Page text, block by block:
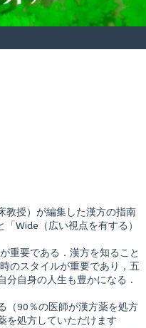
教授）が編集した漢方の指南
Wide（広い視点を有する）
重要である．漢方を知ること
のスタイルが重要であり，五
自身の人生も豊かになる．
（90％の医師が漢方薬を処方
を処方していただけます